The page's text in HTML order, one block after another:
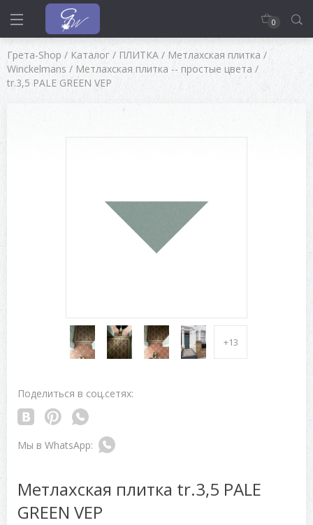
0
Грета-Shop / Каталог / ПЛИТКА / Метлахская плитка /
Winckelmans / Метлахская плитка -- простые цвета /
tr.3,5 PALE GREEN VEP
+13
Поделиться в соц.сетях:
Метлахская плитка tr.3,5 PALE
GREEN VEP